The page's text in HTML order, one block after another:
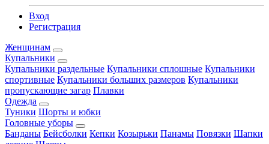
Вход
Регистрация
Женщинам
Купальники
Купальники раздельные Купальники сплошные Купальники
спортивные Купальники больших размеров Купальники
пропускающие загар Плавки
Одежда
Туники Шорты и юбки
Головные уборы
Банданы Бейсболки Кепки Козырьки Панамы Повязки Шапки